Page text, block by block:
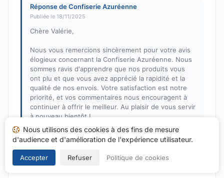
Réponse de Confiserie Azuréenne
Publiée le 18/11/2025
Chère Valérie,
Nous vous remercions sincèrement pour votre avis
élogieux concernant la Confiserie Azuréenne. Nous
sommes ravis d'apprendre que nos produits vous
ont plu et que vous avez apprécié la rapidité et la
qualité de nos envois. Votre satisfaction est notre
priorité, et vos commentaires nous encouragent à
continuer à offrir le meilleur. Au plaisir de vous servir
à nouveau bientôt !
Cordialement,
L'équipe de la Confiserie Azuréenne
Nous utilisons des cookies à des fins de mesure
d'audience et d'amélioration de l'expérience utilisateur.
Accepter Refuser Politique de cookies